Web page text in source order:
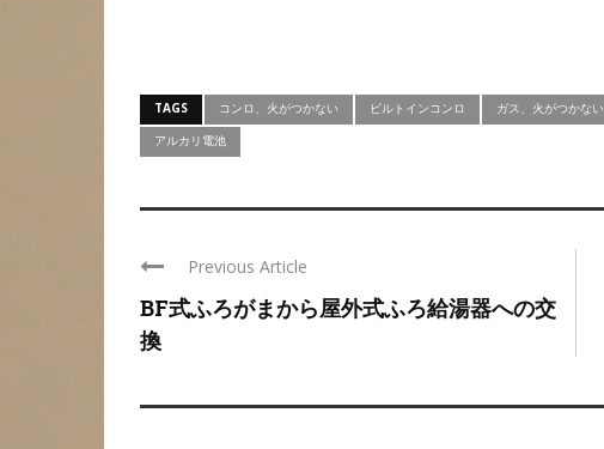
TAGS コンロ、火がつかない ビルトインコンロ ガス、火がつかない
アルカリ電池
Previous Article
BF式ふろがまから屋外式ふろ給湯器への交
換